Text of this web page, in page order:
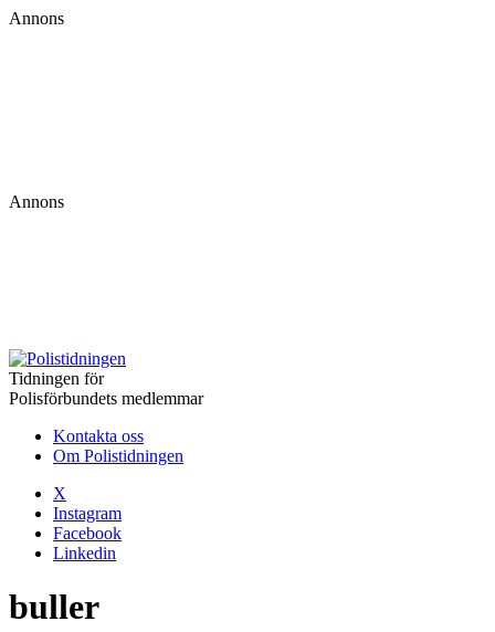
Annons
Annons
Tidningen för
Polisförbundets medlemmar
Kontakta oss
Om Polistidningen
X
Instagram
Facebook
Linkedin
buller